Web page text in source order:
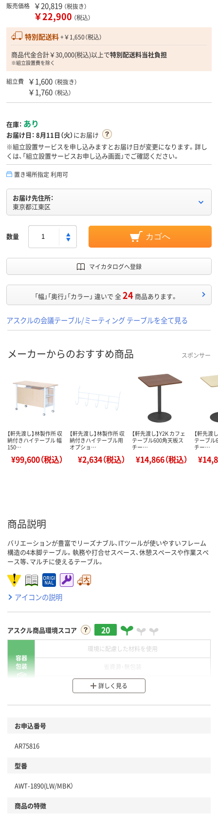
販売価格 ￥20,819 （税抜き）
￥22,900 （税込）
特別配送料+￥1,650（税込）
商品代金合計￥30,000(税込)以上で特別配送料当社負担
※組立設置費を除く
組立費 ￥1,600 （税抜き）
￥1,760 （税込）
在庫： あり
お届け日： 8月11日（火）にお届け
※組立設置サービスを申し込みますとお届け日が変更になります。詳し
くは、「組立設置サービスお申し込み画面」でご確認ください。
置き場所指定 利用可
お届け先住所：
東京都江東区
数量 カゴへ
マイカタログへ登録
「幅」「奥行」「カラー」 違いで 全24 商品あります。
アスクルの会議テーブル/ミーティング テーブルを全て見る
メーカーからのおすすめ商品 スポンサー
【軒先渡し】林製作所 収
納付きハイテーブル 幅
150…
¥99,600（税込）
【軒先渡し】林製作所 収
納付きハイテーブル用
オプショ…
¥2,634（税込）
【軒先渡し】Y2K カフェ
テーブル600角天板ス
チー…
¥14,866（税込）
【軒先渡
テーブル
チー…
商品説明
バリエーションが豊富でリーズナブル、ITツールが使いやすいフレーム
構造の4本脚テーブル。執務や打合せスペース、休憩スペースや作業スペ
ース等、マルチに使えるテーブル。
アイコンの説明
アスクル商品環境スコア 20
容器
包装
環境に配慮した材料を使用
分別・リサイクルしやすい設計
本体
仕組
詳しく見る
お申込番号
AR75816
型番
AWT-1890(LW/MBK）
商品の特徴